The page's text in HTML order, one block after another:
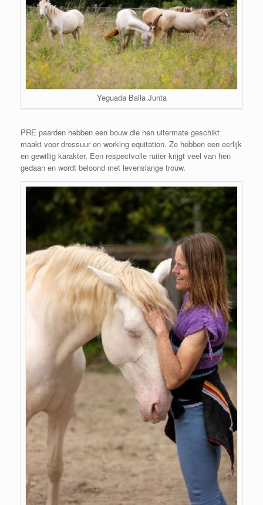
Yeguada Baila Junta
PRE paarden hebben een bouw die hen uitermate geschikt
maakt voor dressuur en working equitation. Ze hebben een eerlijk
en gewillig karakter. Een respectvolle ruiter krijgt veel van hen
gedaan en wordt beloond met levenslange trouw.